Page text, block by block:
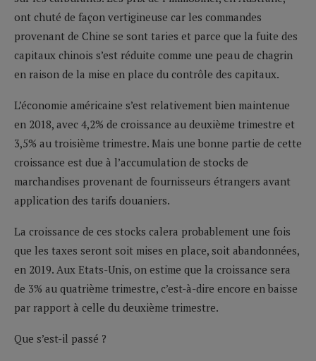
ont chuté de façon vertigineuse car les commandes
provenant de Chine se sont taries et parce que la fuite des
capitaux chinois s’est réduite comme une peau de chagrin
en raison de la mise en place du contrôle des capitaux.
L’économie américaine s’est relativement bien maintenue
en 2018, avec 4,2% de croissance au deuxième trimestre et
3,5% au troisième trimestre. Mais une bonne partie de cette
croissance est due à l’accumulation de stocks de
marchandises provenant de fournisseurs étrangers avant
application des tarifs douaniers.
La croissance de ces stocks calera probablement une fois
que les taxes seront soit mises en place, soit abandonnées,
en 2019. Aux Etats-Unis, on estime que la croissance sera
de 3% au quatrième trimestre, c’est-à-dire encore en baisse
par rapport à celle du deuxième trimestre.
Que s’est-il passé ?